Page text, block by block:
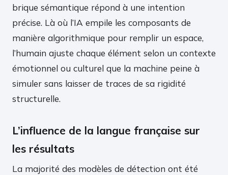
brique sémantique répond à une intention
précise. Là où l’IA empile les composants de
manière algorithmique pour remplir un espace,
l’humain ajuste chaque élément selon un contexte
émotionnel ou culturel que la machine peine à
simuler sans laisser de traces de sa rigidité
structurelle.
L’influence de la langue française sur
les résultats
La majorité des modèles de détection ont été